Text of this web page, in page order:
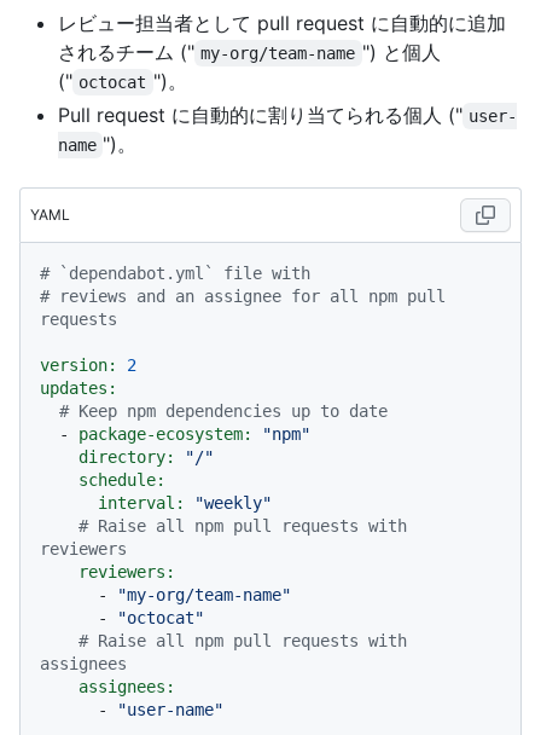
レビュー担当者として pull request に自動的に追加
されるチーム (" my-org/team-name ") と個人
(" octocat ")。
Pull request に自動的に割り当てられる個人 (" user-
name ")。
YAML
# `dependabot.yml` file with
# reviews and an assignee for all npm pull
requests
version:
2
updates:
# Keep npm dependencies up to date
-
package-ecosystem:
"npm"
directory:
"/"
schedule:
interval:
"weekly"
# Raise all npm pull requests with
reviewers
reviewers:
-
"my-org/team-name"
-
"octocat"
# Raise all npm pull requests with
assignees
assignees:
-
"user-name"